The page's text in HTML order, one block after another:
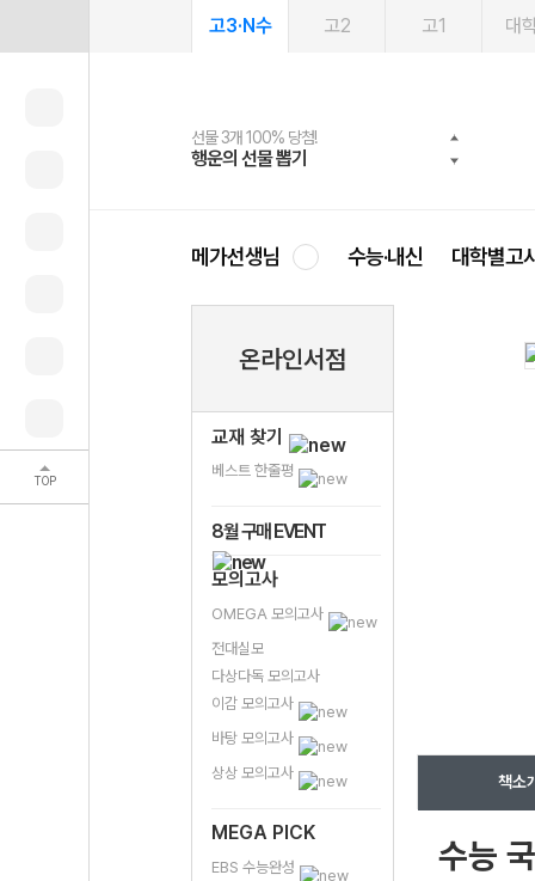
TOP
고3·N수 고2 고1 대
선물 3개 100% 당첨!
행운의 선물 뽑기
선물 100% 증정!
메가스터디 X 올리브
여름방학 스터디 캐시백
메가런 썸머스쿨
2027 러셀 단과
강사 공개선발
스마트러닝앱
설문 EVENT
메가패스
3일 무료 체험권
메가패스 수강생 무료혜택!
메가클럽 멤버십
사회공헌 캠페인
희망이룸 메가나눔
메가선생님 수능·내신 대학별고
온라인서점
교재 찾기
베스트 한줄평
8월 구매 EVENT
모의고사
OMEGA 모의고사
전대실모
다상다독 모의고사
이감 모의고사
바탕 모의고사
상상 모의고사
MEGA PICK
EBS 수능완성
책소
수능